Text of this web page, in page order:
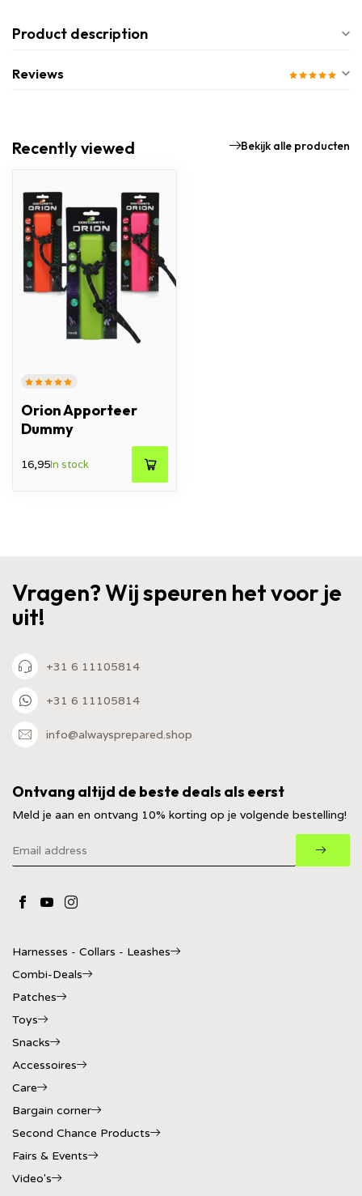
Product description
Reviews
Recently viewed Bekijk alle producten
Orion Apporteer
Dummy
16,95In stock
Vragen? Wij speuren het voor je
uit!
+31 6 11105814
+31 6 11105814
info@alwaysprepared.shop
Ontvang altijd de beste deals als eerst
Meld je aan en ontvang 10% korting op je volgende bestelling!
Harnesses - Collars - Leashes
Combi-Deals
Patches
Toys
Snacks
Accessoires
Care
Bargain corner
Second Chance Products
Fairs & Events
Video's